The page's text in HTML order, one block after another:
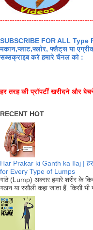
SUBSCRIBE FOR ALL Type
मकान,प्लाट,फ्लोर, फ्लैट्स या
सब्सक्राइब करें हमारे चैनल को :
हर तरह की प्रॉपर्टी खरीदने और
RECENT HOT
Har Prakar ki Ganth ka Ilaj | हर
for Every Type of Lumps
गांठे (Lump) अक्सर हमारे शरीर के
गठान या रसौली कहा जाता हैं. किसी भी